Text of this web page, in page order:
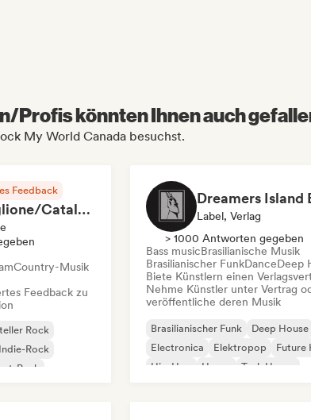
Profis könnten Ihnen auch
My World Canada besuchst.
Feedback
Rob Tavaglione/Catalyst Recording
Country-Musik
Feedback zu
Rock
Indie-Rock
Punk
Label, Verlag
> 1000 Antworten gegeben
Bass musicBrasilianische Musik
Brasilianischer FunkDanceDeep
Biete Künstlern einen
Nehme Künstler unter Vertrag
veröffentliche deren Musik
Brasilianischer Funk
Deep House
Electronica
Elektropop
Future
Hip-Hop
House Tech House